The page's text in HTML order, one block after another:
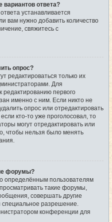
ответа?
устанавливается
вам нужно добавить количество
свяжитесь с
опрос?
редактироваться только их
Для
редактированию первого
именно с ним. Если никто не
опрос или отредактировать
кто-то уже проголосовал, то
могут отредактировать или
чтобы нельзя было менять
форумы?
определённым пользователям
такие форумы,
совершать другие
разрешение.
конференции для